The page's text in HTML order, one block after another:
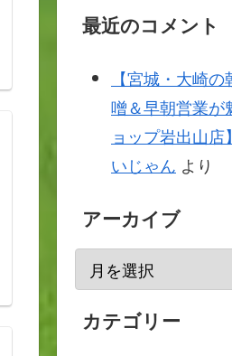
最近のコメント
【宮城・大崎
噌＆早朝営業が
ョップ岩出山店】
いじゃん より
アーカイブ
カテゴリー